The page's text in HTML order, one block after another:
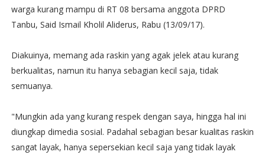
warga kurang mampu di RT 08 bersama anggota DPRD
Tanbu, Said Ismail Kholil Aliderus, Rabu (13/09/17).
Diakuinya, memang ada raskin yang agak jelek atau kurang
berkualitas, namun itu hanya sebagian kecil saja, tidak
semuanya.
"Mungkin ada yang kurang respek dengan saya, hingga hal ini
diungkap dimedia sosial. Padahal sebagian besar kualitas raskin
sangat layak, hanya sepersekian kecil saja yang tidak layak